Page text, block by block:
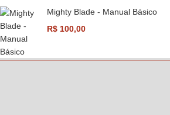
Mighty Blade - Manual Básico
R$ 100,00